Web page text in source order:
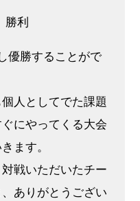
勝利
優勝することがで
人としてでた課題
にやってくる大会
ます。
戦いただいたチー
ありがとうござい